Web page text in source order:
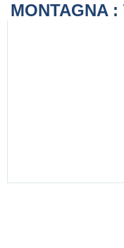
MONTAGNA